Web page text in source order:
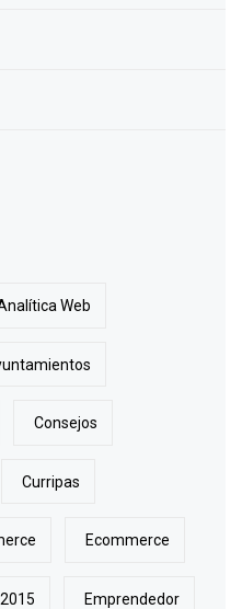
Web
Consejos
Curripas
Ecommerce
Emprendedor